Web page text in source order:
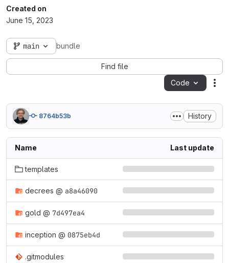
Created on
June 15, 2023
main bundle
Find file
Code
8764b53b History
Name Last update
templates
decrees @ a8a46090
gold @ 7d497ea4
inception @ 0875eb4d
.gitmodules